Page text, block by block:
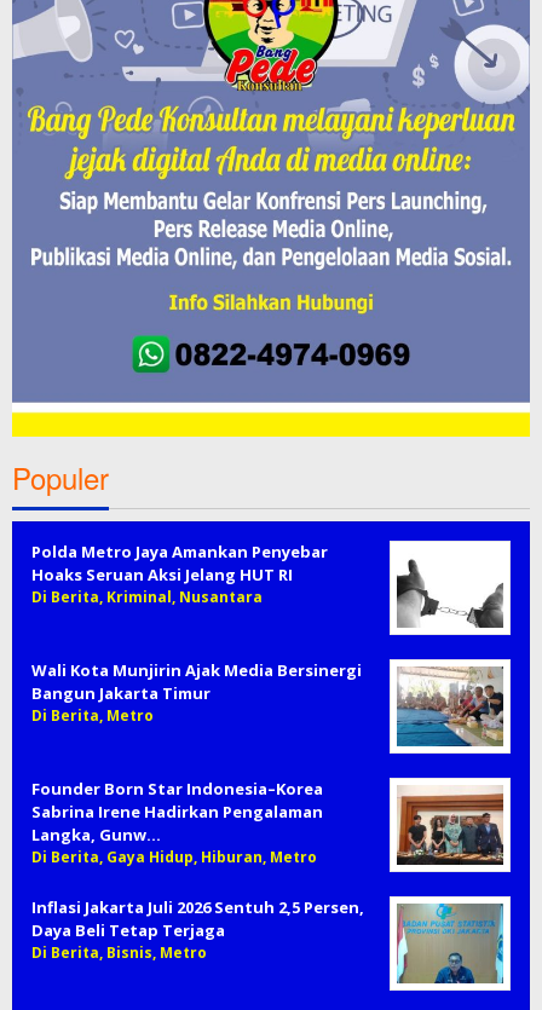
Populer
Polda Metro Jaya Amankan Penyebar
Hoaks Seruan Aksi Jelang HUT RI
Di Berita, Kriminal, Nusantara
Wali Kota Munjirin Ajak Media Bersinergi
Bangun Jakarta Timur
Di Berita, Metro
Founder Born Star Indonesia–Korea
Sabrina Irene Hadirkan Pengalaman
Langka, Gunw…
Di Berita, Gaya Hidup, Hiburan, Metro
Inflasi Jakarta Juli 2026 Sentuh 2,5 Persen,
Daya Beli Tetap Terjaga
Di Berita, Bisnis, Metro